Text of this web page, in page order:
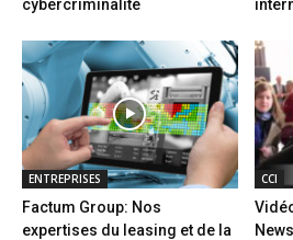
cybercriminalité
ENTREPRISES
Factum Group: Nos
expertises du leasing et de la
CCI
News